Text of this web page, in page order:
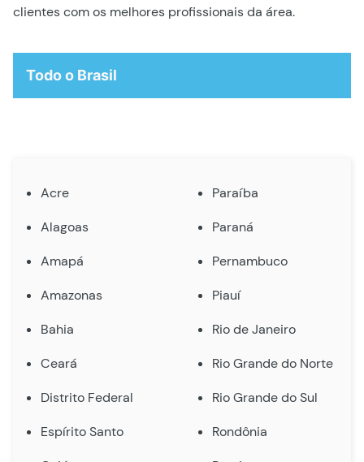
clientes com os melhores profissionais da área.
Todo o Brasil
Acre
Alagoas
Amapá
Amazonas
Bahia
Ceará
Distrito Federal
Espírito Santo
Paraíba
Paraná
Pernambuco
Piauí
Rio de Janeiro
Rio Grande do Norte
Rio Grande do Sul
Rondônia